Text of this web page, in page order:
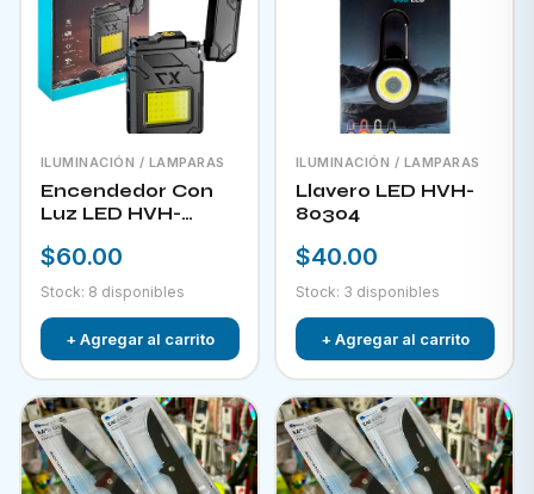
ILUMINACIÓN / LAMPARAS
Encendedor Con
Luz LED HVH-
$60.00
Stock: 8 disponibles
+ Agregar al carrito
ILUMINACIÓN / LAMPARAS
Llavero LED HVH-
80304
$40.00
Stock: 3 disponibles
+ Agregar al carrito